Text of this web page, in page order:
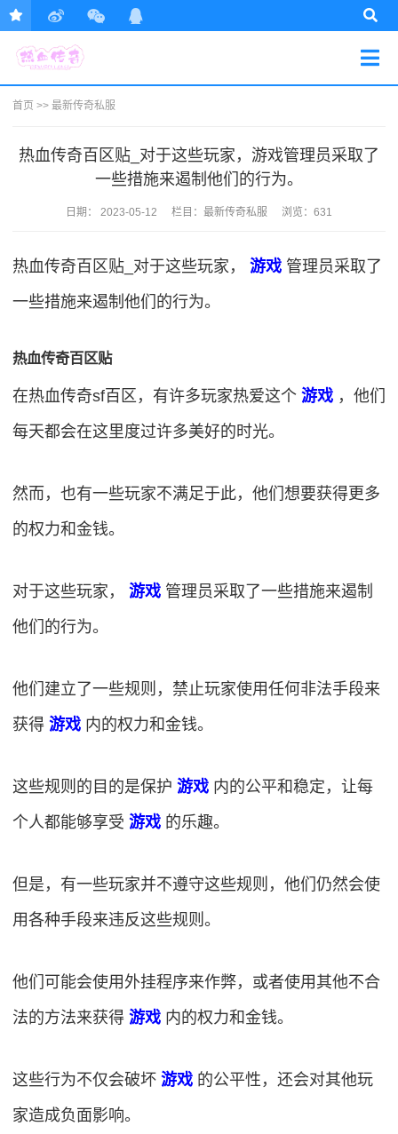
首页 >> 最新传奇私服
热血传奇百区贴_对于这些玩家，游戏管理员采取了
一些措施来遏制他们的行为。
日期： 2023-05-12 栏目： 最新传奇私服 浏览：631
热血传奇百区贴_对于这些玩家， 游戏 管理员采取了
一些措施来遏制他们的行为。
热血传奇百区贴
在热血传奇sf百区，有许多玩家热爱这个 游戏 ，他们
每天都会在这里度过许多美好的时光。
然而，也有一些玩家不满足于此，他们想要获得更多
的权力和金钱。
对于这些玩家， 游戏 管理员采取了一些措施来遏制
他们的行为。
他们建立了一些规则，禁止玩家使用任何非法手段来
获得 游戏 内的权力和金钱。
这些规则的目的是保护 游戏 内的公平和稳定，让每
个人都能够享受 游戏 的乐趣。
但是，有一些玩家并不遵守这些规则，他们仍然会使
用各种手段来违反这些规则。
他们可能会使用外挂程序来作弊，或者使用其他不合
法的方法来获得 游戏 内的权力和金钱。
这些行为不仅会破坏 游戏 的公平性，还会对其他玩
家造成负面影响。